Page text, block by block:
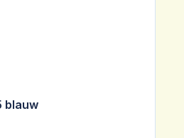
van 5 van 5 sterren
blauw